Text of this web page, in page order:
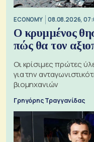
ECONOMY 08.08.2026,
Ο κρυμμένος
πώς θα τον
Οι κρίσιμες πρώτες
για την
βιομηχανιών
Γρηγόρης Τραγγανίδας